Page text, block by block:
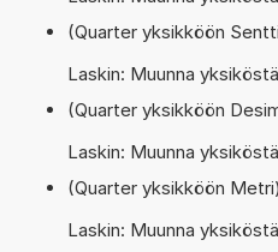
(Quarter yksikköön
Laskin: Muunna
(Quarter yksikköön
Laskin: Muunna
(Quarter yksikköön Metri)
Laskin: Muunna